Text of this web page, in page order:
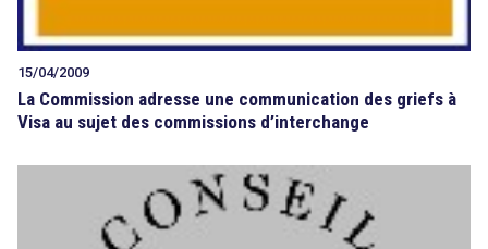
15/04/2009
La Commission adresse une communication des griefs à
Visa au sujet des commissions d’interchange